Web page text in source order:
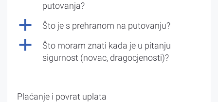
putovanja?
a Što je s prehranom na putovanju?
a
Što moram znati kada je u pitanju
sigurnost (novac, dragocjenosti)?
Plaćanje i povrat uplata